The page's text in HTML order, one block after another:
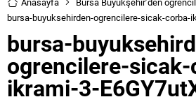
bursa-buyuksehirden-ogrencilere-sicak-corba-
bursa-
ogrencilere-
ikrami-3-